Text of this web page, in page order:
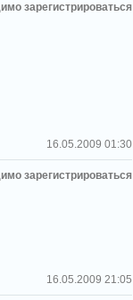
зарегистрироваться
16.05.2009 01:30
зарегистрироваться
16.05.2009 21:05